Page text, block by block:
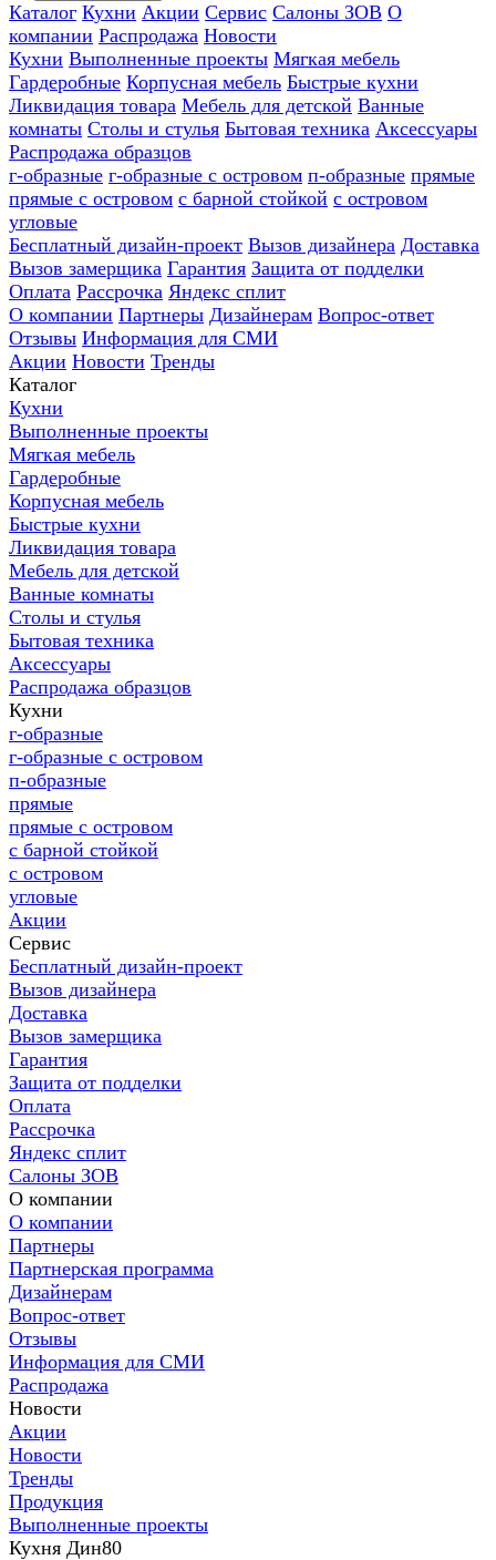
Каталог Кухни Акции Сервис Салоны ЗОВ О
компании Распродажа Новости
Кухни Выполненные проекты Мягкая мебель
Гардеробные Корпусная мебель Быстрые кухни
Ликвидация товара Мебель для детской Ванные
комнаты Столы и стулья Бытовая техника Аксессуары
Распродажа образцов
г-образные г-образные с островом п-образные прямые
прямые с островом с барной стойкой с островом
угловые
Бесплатный дизайн-проект Вызов дизайнера Доставка
Вызов замерщика Гарантия Защита от подделки
Оплата Рассрочка Яндекс сплит
О компании Партнеры Дизайнерам Вопрос-ответ
Отзывы Информация для СМИ
Акции Новости Тренды
Каталог
Кухни
Выполненные проекты
Мягкая мебель
Гардеробные
Корпусная мебель
Быстрые кухни
Ликвидация товара
Мебель для детской
Ванные комнаты
Столы и стулья
Бытовая техника
Аксессуары
Распродажа образцов
Кухни
г-образные
г-образные с островом
п-образные
прямые
прямые с островом
с барной стойкой
с островом
угловые
Акции
Сервис
Бесплатный дизайн-проект
Вызов дизайнера
Доставка
Вызов замерщика
Гарантия
Защита от подделки
Оплата
Рассрочка
Яндекс сплит
Салоны ЗОВ
О компании
О компании
Партнеры
Партнерская программа
Дизайнерам
Вопрос-ответ
Отзывы
Информация для СМИ
Распродажа
Новости
Акции
Новости
Тренды
Продукция
Выполненные проекты
Кухня Дин80